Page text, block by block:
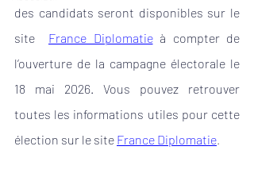
des candidats seront disponibles sur le
site
France Diplomatie à compter de
l’ouverture de la campagne électorale le
18 mai 2026. Vous pouvez retrouver
toutes les informations utiles pour cette
élection sur le site France Diplomatie.